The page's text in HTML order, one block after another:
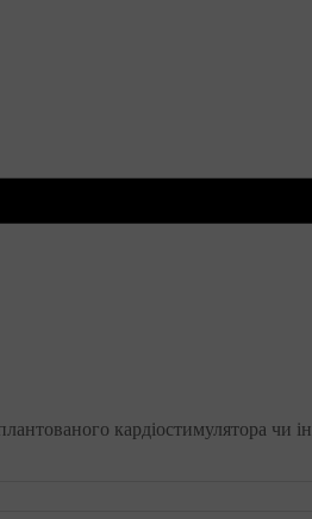
кардіостимулятора чи